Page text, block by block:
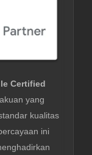
Certified
yang
kualitas
ini